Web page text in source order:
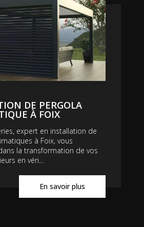
DE PERGOLA
À FOIX
expert en installation de
à Foix, vous
la transformation de vos
en véri...
En savoir plus